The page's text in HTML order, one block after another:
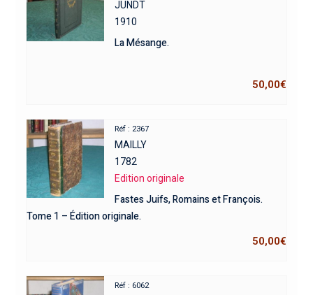
JUNDT
1910
La Mésange.
50,00€
Réf : 2367
MAILLY
1782
Edition originale
Fastes Juifs, Romains et François.
Tome 1 – Édition originale.
50,00€
Réf : 6062